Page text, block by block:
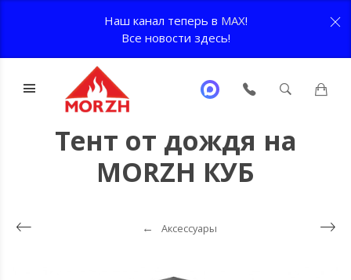
Наш канал теперь в MAX!
Все новости здесь!
Тент от дождя на
MORZH КУБ
Аксессуары